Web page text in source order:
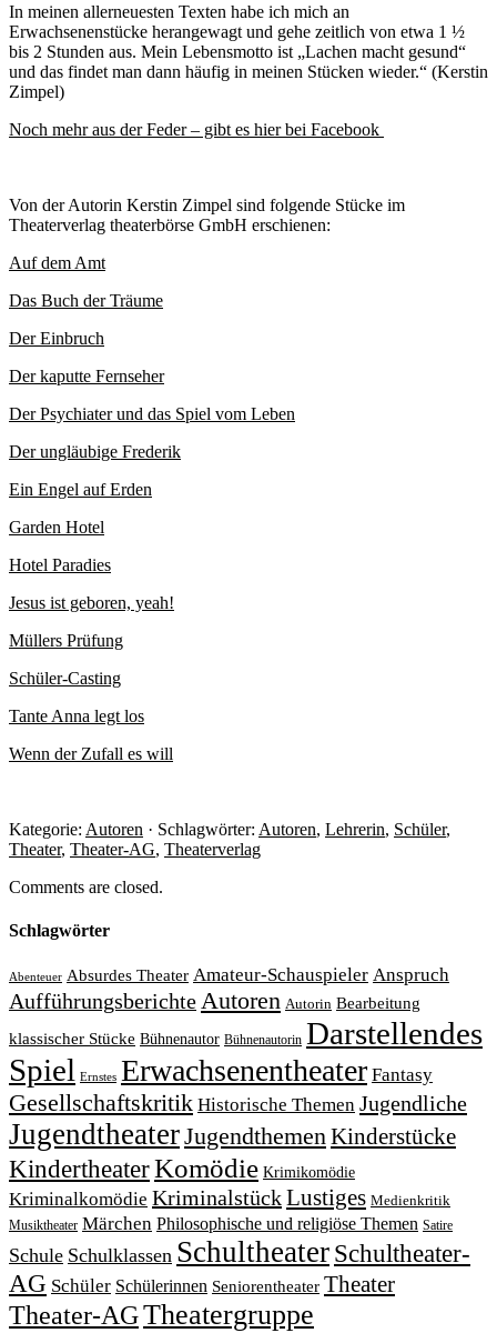
In meinen allerneuesten Texten habe ich mich an
Erwachsenenstücke herangewagt und gehe zeitlich von etwa 1 ½
bis 2 Stunden aus. Mein Lebensmotto ist „Lachen macht gesund“
und das findet man dann häufig in meinen Stücken wieder.“ (Kerstin
Zimpel)
Noch mehr aus der Feder – gibt es hier bei Facebook
Von der Autorin Kerstin Zimpel sind folgende Stücke im
Theaterverlag theaterbörse GmbH erschienen:
Auf dem Amt
Das Buch der Träume
Der Einbruch
Der kaputte Fernseher
Der Psychiater und das Spiel vom Leben
Der ungläubige Frederik
Ein Engel auf Erden
Garden Hotel
Hotel Paradies
Jesus ist geboren, yeah!
Müllers Prüfung
Schüler-Casting
Tante Anna legt los
Wenn der Zufall es will
Kategorie: Autoren · Schlagwörter: Autoren, Lehrerin, Schüler,
Theater, Theater-AG, Theaterverlag
Comments are closed.
Schlagwörter
Abenteuer Absurdes Theater Amateur-Schauspieler Anspruch
AufführungsberichteAutoren Autorin Bearbeitung
klassischer Stücke Bühnenautor Bühnenautorin Darstellendes
Spiel Ernstes Erwachsenentheater Fantasy
Gesellschaftskritik Historische Themen Jugendliche
JugendtheaterJugendthemenKinderstücke
KindertheaterKomödie Krimikomödie
Kriminalkomödie KriminalstückLustiges Medienkritik
Musiktheater Märchen Philosophische und religiöse Themen Satire
Schule Schulklassen Schultheater Schultheater-
AG Schüler Schülerinnen Seniorentheater Theater
Theater-AGTheatergruppe